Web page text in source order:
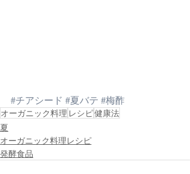
#チアシード #夏バテ #梅酢
オーガニック料理 レシピ健康法
夏
オーガニック料理レシピ
発酵食品